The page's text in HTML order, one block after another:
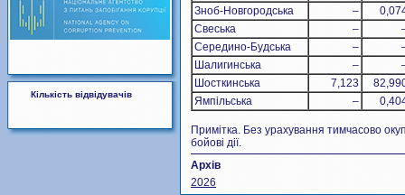
Кількість відвідувачів
Зноб-Новгородська
–
Свеська
–
Середино-Будська
–
Шалигинська
–
Шосткинська
7,123
Ямпільська
–
Примітка. Без урахування тимчасово
бойові дії.
Архів
2026